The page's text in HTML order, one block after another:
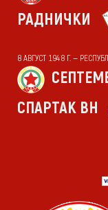
РАДНИЧКИ
8 АВГУСТ 1948 Г. —
СПАРТАК ВН